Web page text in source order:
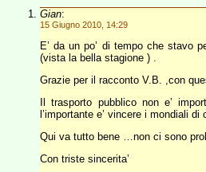
Gian:
15 Giugno 2010, 14:29
E’ da un po’ di tempo che stavo
(vista la bella stagione ) .
Grazie per il racconto V.B. ,con
Il trasporto pubblico non e’
l’importante e’ vincere i mondiali di
Qui va tutto bene …non ci sono
Con triste sincerita’